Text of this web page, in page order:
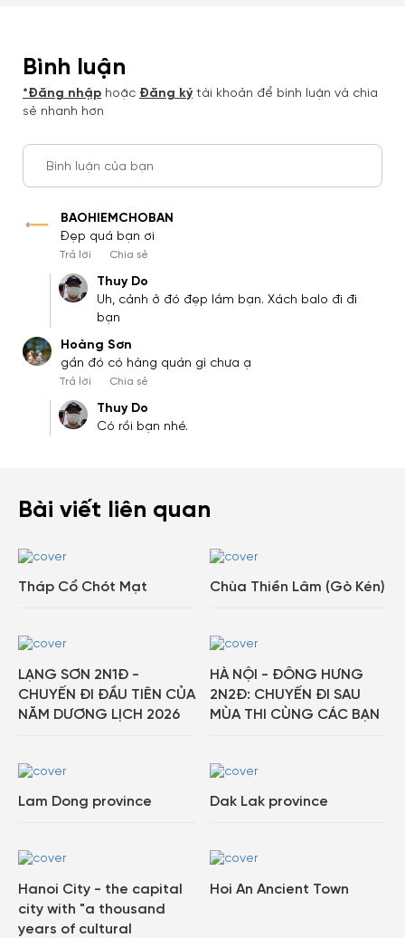
Bình luận
*Đăng nhập hoặc Đăng ký tài khoản để bình luận và chia
sẻ nhanh hơn
Bình luận của bạn
BAOHIEMCHOBAN
Đẹp quá bạn ơi
Trả lời Chia sẻ
Thuy Do
Uh, cảnh ở đó đẹp lắm bạn. Xách balo đi đi
bạn
Hoàng Sơn
gần đó có hàng quán gì chưa ạ
Trả lời Chia sẻ
Thuy Do
Có rồi bạn nhé.
Bài viết liên quan
Tháp Cổ Chót Mạt Chùa Thiền Lâm (Gò Kén)
LẠNG SƠN 2N1Đ -
CHUYẾN ĐI ĐẦU TIÊN CỦA
NĂM DƯƠNG LỊCH 2026
HÀ NỘI - ĐÔNG HƯNG
2N2Đ: CHUYẾN ĐI SAU
MÙA THI CÙNG CÁC BẠN
Lam Dong province Dak Lak province
Hanoi City - the capital
city with "a thousand
years of cultural
Hoi An Ancient Town